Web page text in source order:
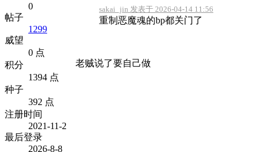
0
帖子
1299
威望
0 点
积分
1394 点
种子
392 点
注册时间
2021-11-2
最后登录
2026-8-8
sakai_jin 发表于 2026-04-14 11:56
重制恶魔魂的bp都关门了
老贼说了要自己做